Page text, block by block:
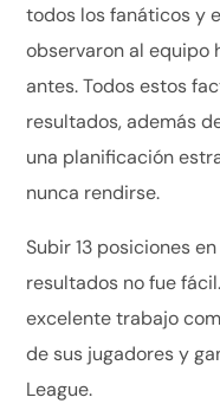
todos los fanáticos y
observaron al equipo
antes. Todos estos
resultados, además
una planificación
nunca rendirse.
Subir 13 posiciones
resultados no fue
excelente trabajo
de sus jugadores y
League.